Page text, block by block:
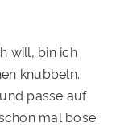
will, bin ich
knubbeln.
passe auf
mal böse